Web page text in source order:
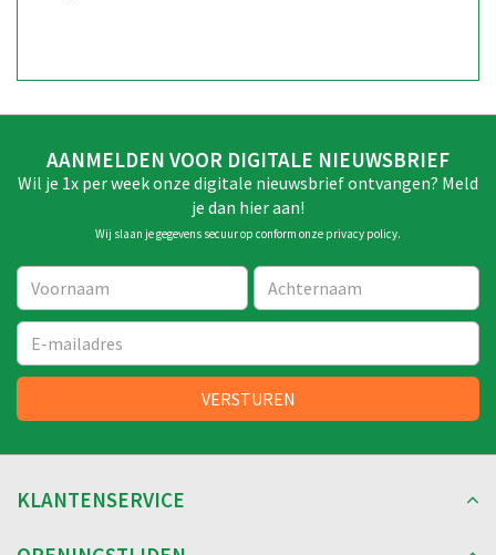
AANMELDEN VOOR DIGITALE NIEUWSBRIEF
Wil je 1x per week onze digitale nieuwsbrief ontvangen? Meld
je dan hier aan!
Wij slaan je gegevens secuur op conform onze privacy policy.
KLANTENSERVICE